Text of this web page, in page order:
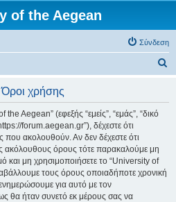
of the Aegean
Σύνδεση
χρήσης
Aegean” (εφεξής “εμείς”, “εμάς”, “δικό
forum.aegean.gr”), δέχεστε ότι
ακολουθούν. Αν δεν δέχεστε ότι
ακόλουθους όρους τότε παρακαλούμε μη
και μη χρησιμοποιήσετε το “University of
τους όρους οποιαδήποτε χρονική
για αυτό με τον
θα ήταν συνετό εκ μέρους σας να